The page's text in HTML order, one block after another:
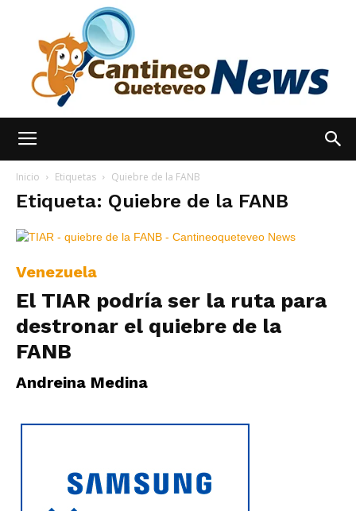
hoy
Inicio Etiquetas Quiebre de la FANB
Etiqueta: Quiebre de la FANB
Venezuela
El TIAR podría ser la ruta para
destronar el quiebre de la
FANB
Andreina Medina